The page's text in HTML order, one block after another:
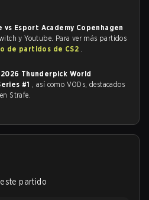
vs Esport Academy Copenhagen
y Youtube. Para ver más partidos
de partidos de CS2 .
2026 Thunderpick World
#1 , así como VODs, destacados
Strafe.
partido